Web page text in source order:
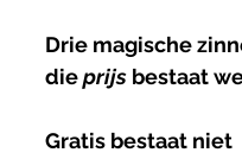
Drie magische
die prijs bestaat
Gratis bestaat niet